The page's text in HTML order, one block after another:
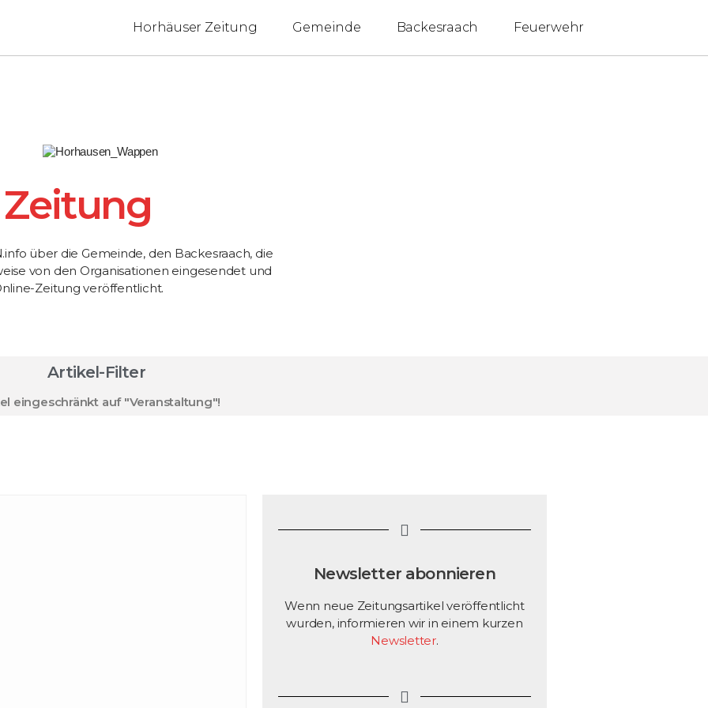
Horhäuser Zeitung Gemeinde Backesraach Feuerwehr
über die Gemeinde, den Backesraach, die
von den Organisationen eingesendet und
Zeitung veröffentlicht.
Artikel-Filter
eingeschränkt auf "Veranstaltung"!
Newsletter abonnieren
Wenn neue Zeitungsartikel veröffentlicht
wurden, informieren wir in einem kurzen
Newsletter.